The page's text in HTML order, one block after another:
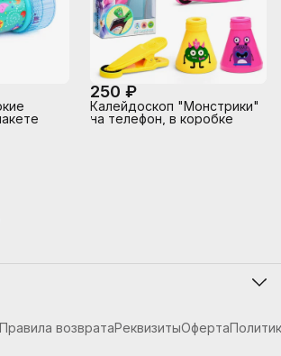
250 ₽
Калейдоскоп "Монстрики"
на телефон, в коробке
Правила возвратаРеквизитыОферта